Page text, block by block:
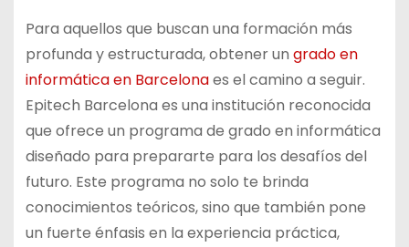
Para aquellos que buscan una formación más
profunda y estructurada, obtener un grado en
informática en Barcelonaes el camino a seguir.
Epitech Barcelona es una institución reconocida
que ofrece un programa de grado en informática
diseñado para prepararte para los desafíos del
futuro. Este programa no solo te brinda
conocimientos teóricos, sino que también pone
un fuerte énfasis en la experiencia práctica,